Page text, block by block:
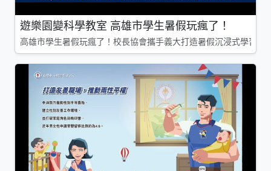
遊樂園變科學教室 高雄市學生暑假玩瘋了！
高雄市學生暑假玩瘋了！校長協會攜手義大打造暑假沉浸式學習基